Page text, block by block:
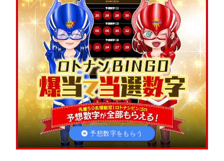
最新の当選番号
ロト・ナンバーズ予想攻略基本用語集
的中！攻略ナビについて予想数字をもらう